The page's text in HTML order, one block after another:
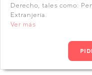
Derecho, tales como:
Extranjería.
Ver más